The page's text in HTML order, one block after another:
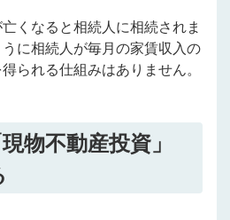
くなると相続人に相続されま
に相続人が毎月の家賃収入の
られる仕組みはありません。
物不動産投資」